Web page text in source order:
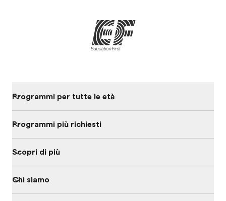
Programmi per tutte le età
Programmi più richiesti
Scopri di più
Chi siamo